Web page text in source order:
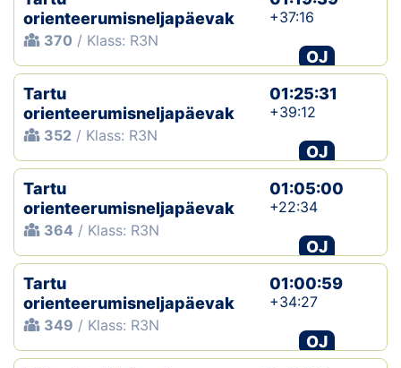
orienteerumisneljapäevak
370 / Klass: R3N
+37:16
OJ
Tartu
orienteerumisneljapäevak
352 / Klass: R3N
01:25:31
+39:12
OJ
Tartu
orienteerumisneljapäevak
364 / Klass: R3N
01:05:00
+22:34
OJ
Tartu
orienteerumisneljapäevak
349 / Klass: R3N
01:00:59
+34:27
OJ